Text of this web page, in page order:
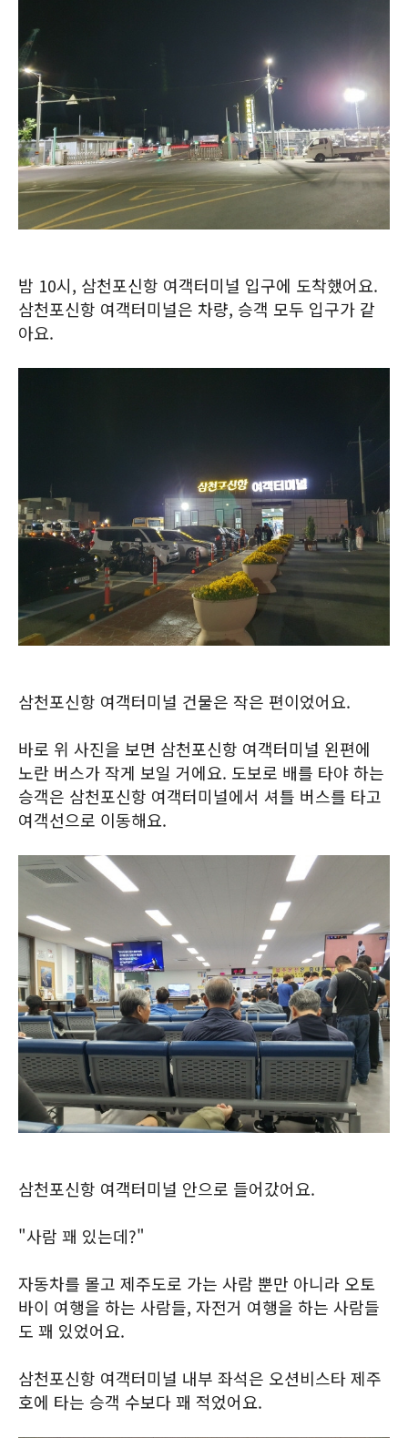
밤 10시, 삼천포신항 여객터미널 입구에 도착했어요.
삼천포신항 여객터미널은 차량, 승객 모두 입구가 같
아요.
삼천포신항 여객터미널 건물은 작은 편이었어요.
바로 위 사진을 보면 삼천포신항 여객터미널 왼편에
노란 버스가 작게 보일 거에요. 도보로 배를 타야 하는
승객은 삼천포신항 여객터미널에서 셔틀 버스를 타고
여객선으로 이동해요.
삼천포신항 여객터미널 안으로 들어갔어요.
"사람 꽤 있는데?"
자동차를 몰고 제주도로 가는 사람 뿐만 아니라 오토
바이 여행을 하는 사람들, 자전거 여행을 하는 사람들
도 꽤 있었어요.
삼천포신항 여객터미널 내부 좌석은 오션비스타 제주
호에 타는 승객 수보다 꽤 적었어요.